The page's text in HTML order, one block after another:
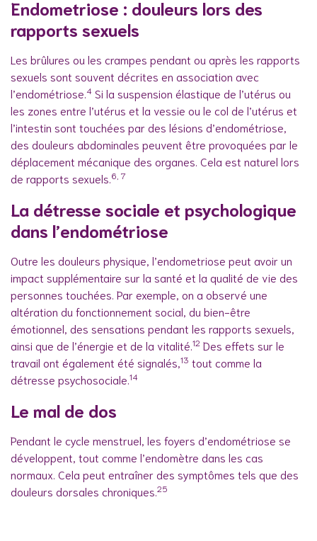
Endometriose : douleurs lors des
rapports sexuels
Les brûlures ou les crampes pendant ou après les rapports
sexuels sont souvent décrites en association avec
l’endométriose. 4 Si la suspension élastique de l’utérus ou
les zones entre l’utérus et la vessie ou le col de l’utérus et
l’intestin sont touchées par des lésions d’endométriose,
des douleurs abdominales peuvent être provoquées par le
déplacement mécanique des organes. Cela est naturel lors
de rapports sexuels. 6, 7
La détresse sociale et psychologique
dans l’endométriose
Outre les douleurs physique, l’endometriose peut avoir un
impact supplémentaire sur la santé et la qualité de vie des
personnes touchées. Par exemple, on a observé une
altération du fonctionnement social, du bien-être
émotionnel, des sensations pendant les rapports sexuels,
ainsi que de l’énergie et de la vitalité. 12 Des effets sur le
travail ont également été signalés, 13 tout comme la
détresse psychosociale. 14
Le mal de dos
Pendant le cycle menstruel, les foyers d’endométriose se
développent, tout comme l’endomètre dans les cas
normaux. Cela peut entraîner des symptômes tels que des
douleurs dorsales chroniques. 25